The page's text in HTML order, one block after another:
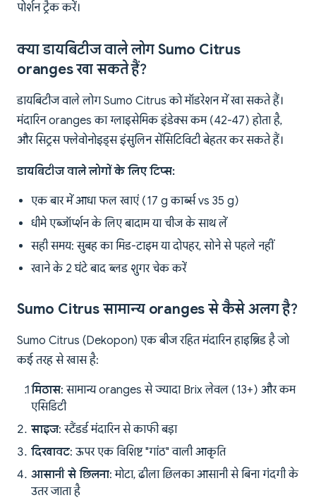
पोर्शन ट्रैक करें।
क्या डायबिटीज वाले लोग Sumo Citrus
oranges खा सकते हैं?
डायबिटीज वाले लोग Sumo Citrus को मॉडरेशन में खा सकते हैं।
मंदारिन oranges का ग्लाइसेमिक इंडेक्स कम (42-47) होता है,
और सिट्रस फ्लेवोनोइड्स इंसुलिन सेंसिटिविटी बेहतर कर सकते हैं।
डायबिटीज वाले लोगों के लिए टिप्स:
एक बार में आधा फल खाएं (17 g कार्ब्स vs 35 g)
धीमे एब्जॉर्प्शन के लिए बादाम या चीज के साथ लें
सही समय: सुबह का मिड-टाइम या दोपहर, सोने से पहले नहीं
खाने के 2 घंटे बाद ब्लड शुगर चेक करें
Sumo Citrus सामान्य oranges से कैसे अलग है?
Sumo Citrus (Dekopon) एक बीज रहित मंदारिन हाइब्रिड है जो
कई तरह से खास है:
मिठास: सामान्य oranges से ज्यादा Brix लेवल (13+) और कम
एसिडिटी
साइज: स्टैंडर्ड मंदारिन से काफी बड़ा
दिखावट: ऊपर एक विशिष्ट "गांठ" वाली आकृति
आसानी से छिलना: मोटा, ढीला छिलका आसानी से बिना गंदगी के
उतर जाता है